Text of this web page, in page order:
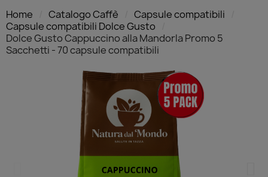
Home Catalogo Caffè
Capsule compatibili
Capsule compatibili Dolce Gusto
Dolce Gusto Cappuccino alla Mandorla Promo 5
Sacchetti - 70 capsule compatibili